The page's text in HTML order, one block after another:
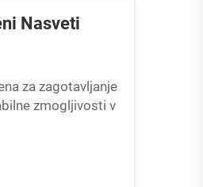
Nasveti
za zagotavljanje
zmogljivosti v